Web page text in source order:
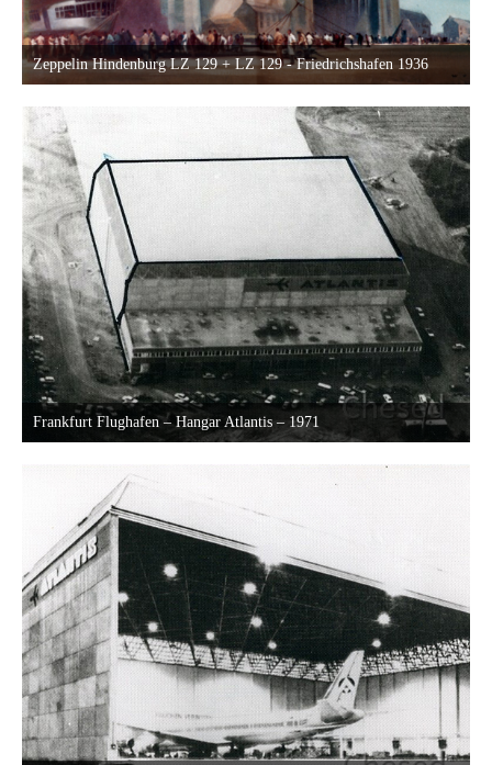
Zeppelin Hindenburg LZ 129 + LZ 129 - Friedrichshafen 1936
28. Dezember 2015 um 23:04
Frankfurt Flughafen – Hangar Atlantis – 1971
22. Oktober 2013 um 23:25